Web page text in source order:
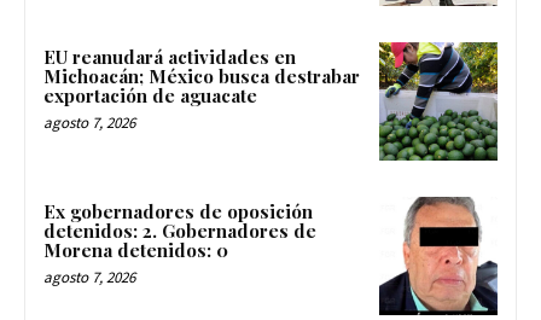
EU reanudará actividades en
Michoacán; México busca destrabar
exportación de aguacate
agosto 7, 2026
Ex gobernadores de oposición
detenidos: 2. Gobernadores de
Morena detenidos: 0
agosto 7, 2026